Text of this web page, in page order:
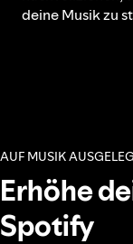
deine Musik zu
AUF MUSIK
Erhöhe
Spotify